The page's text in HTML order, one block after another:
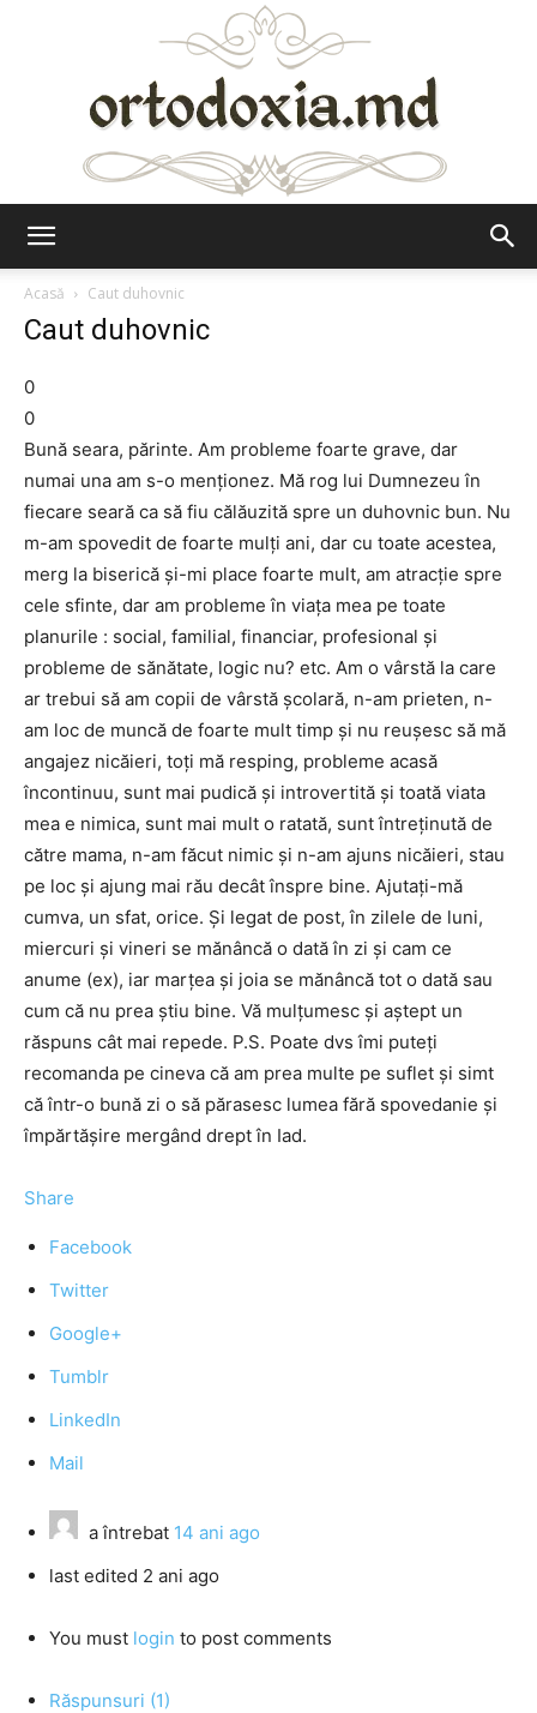
Acasă
Caut duhovnic
Caut duhovnic
0
0
Bună seara, părinte. Am probleme foarte grave, dar
numai una am s-o menţionez. Mă rog lui Dumnezeu în
fiecare seară ca să fiu călăuzită spre un duhovnic bun. Nu
m-am spovedit de foarte mulţi ani, dar cu toate acestea,
merg la biserică şi-mi place foarte mult, am atracţie spre
cele sfinte, dar am probleme în viaţa mea pe toate
planurile : social, familial, financiar, profesional şi
probleme de sănătate, logic nu? etc. Am o vârstă la care
ar trebui să am copii de vârstă şcolară, n-am prieten, n-
am loc de muncă de foarte mult timp şi nu reuşesc să mă
angajez nicăieri, toţi mă resping, probleme acasă
încontinuu, sunt mai pudică şi introvertită şi toată viata
mea e nimica, sunt mai mult o ratată, sunt întreţinută de
către mama, n-am făcut nimic şi n-am ajuns nicăieri, stau
pe loc şi ajung mai rău decât înspre bine. Ajutaţi-mă
cumva, un sfat, orice. Şi legat de post, în zilele de luni,
miercuri şi vineri se mănâncă o dată în zi şi cam ce
anume (ex), iar marţea şi joia se mănâncă tot o dată sau
cum că nu prea ştiu bine. Vă mulţumesc şi aştept un
răspuns cât mai repede. P.S. Poate dvs îmi puteţi
recomanda pe cineva că am prea multe pe suflet şi simt
că într-o bună zi o să părasesc lumea fără spovedanie şi
împărtăşire mergând drept în Iad.
Share
Facebook
Twitter
Google+
Tumblr
LinkedIn
Mail
a întrebat 14 ani ago
last edited 2 ani ago
You must login to post comments
Răspunsuri (1)